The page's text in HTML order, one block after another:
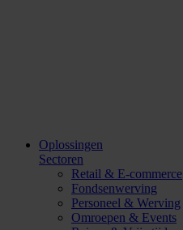
Oplossingen
Sectoren
Retail & E-commerce
Fondsenwerving
Personeel & Werving
Omroepen & Events